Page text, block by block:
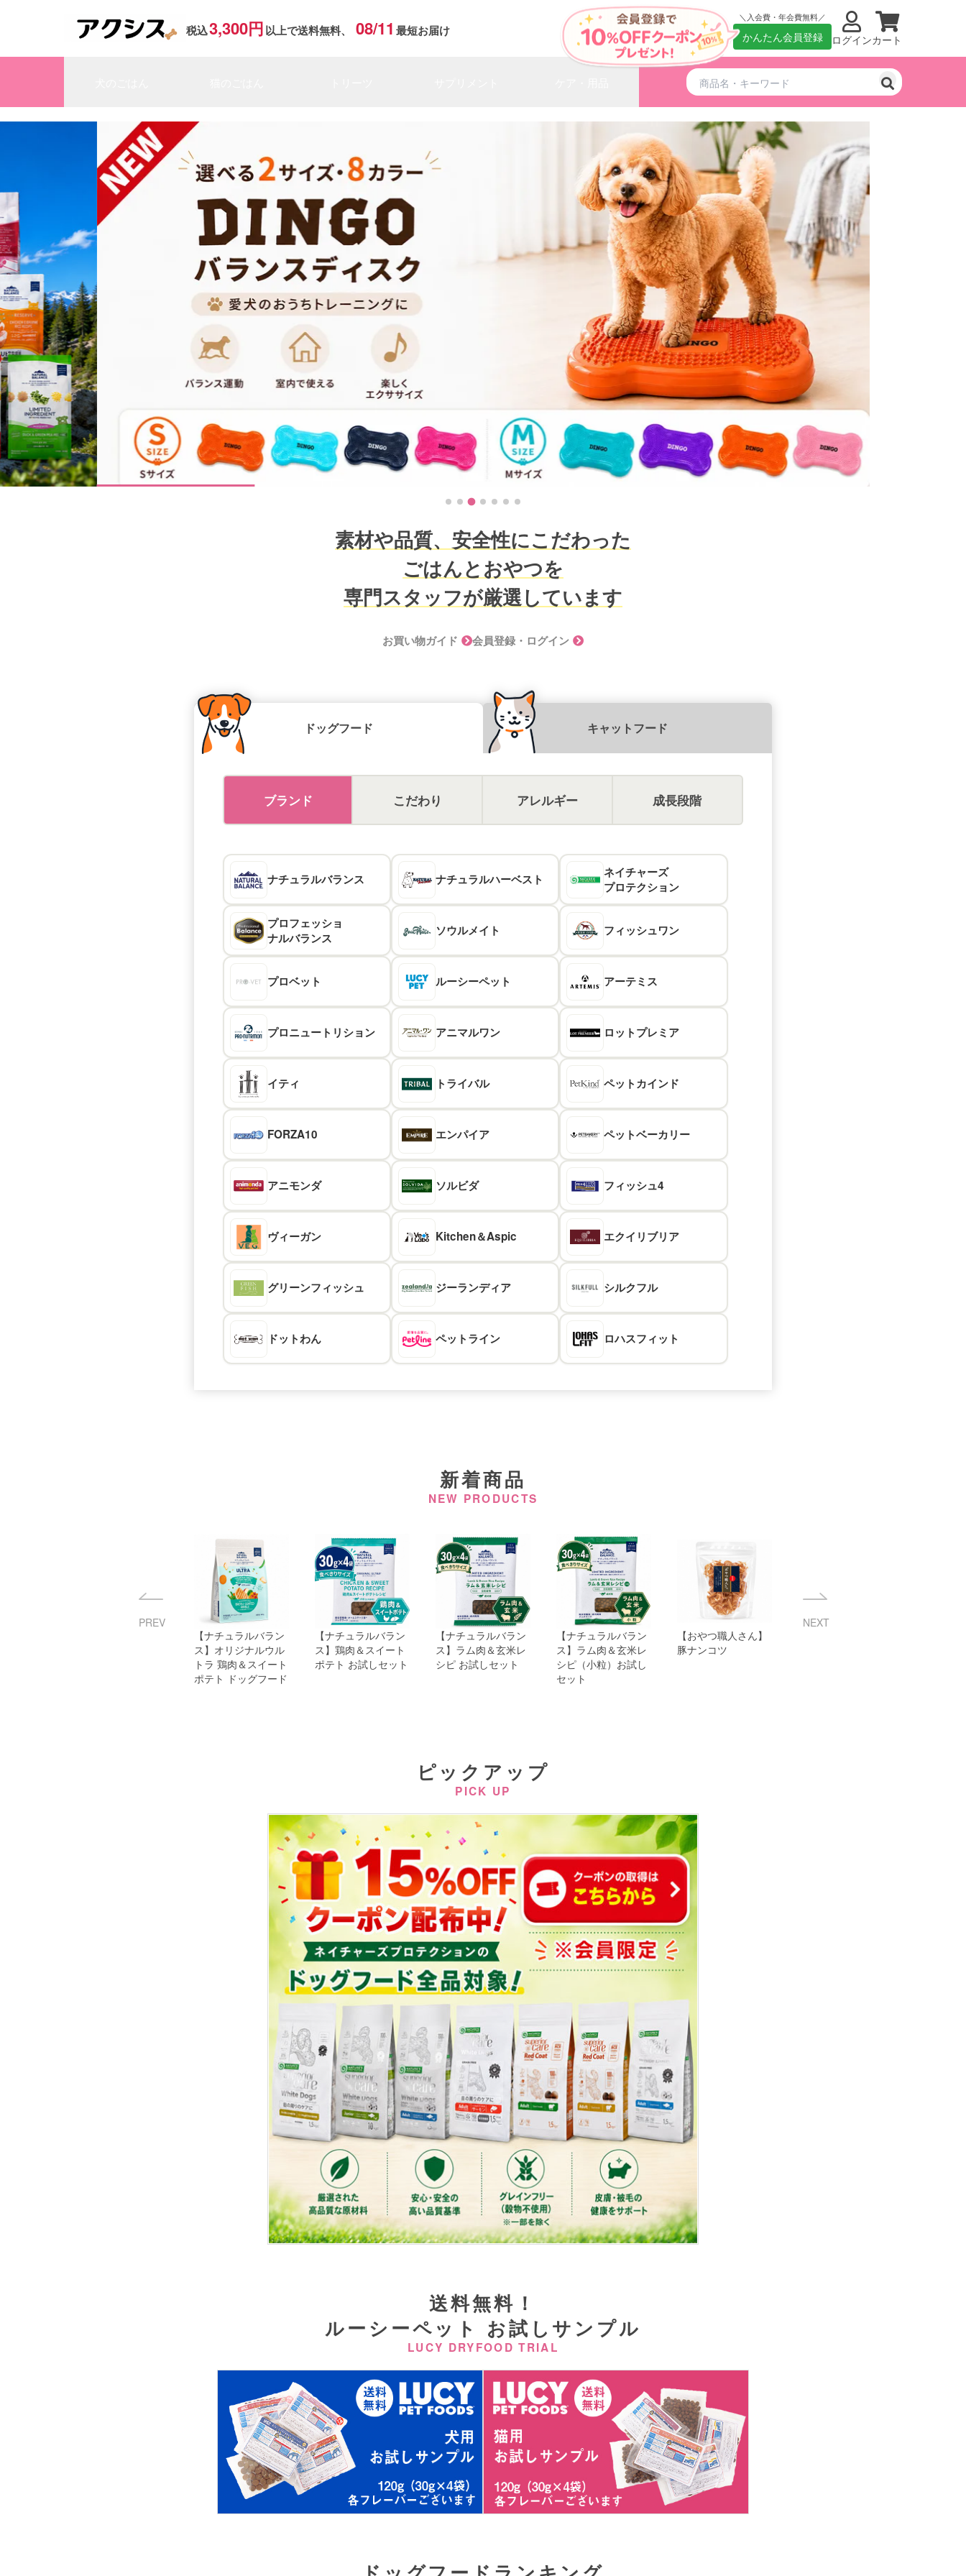
税込3,300円以上で送料無料、 08/11 最短お届け
入会費・年会費無料
かんたん会員登録 ログインカート
素材や品質、安全性にこだわった
ごはんとおやつを
専門スタッフが厳選しています
お買い物ガイド 会員登録・ログイン
ドッグフード キャットフード
ブランド こだわり アレルギー 成長段階
ナチュラルバランス ナチュラルハーベスト
ネイチャーズ
プロテクション
プロフェッショ
ナルバランス
ソウルメイト フィッシュワン
プロベット ルーシーペット アーテミス
プロニュートリション アニマルワン ロットプレミア
イティ トライバル ペットカインド
FORZA10 エンパイア ペットベーカリー
アニモンダ ソルビダ フィッシュ4
ヴィーガン Kitchen＆Aspic エクイリブリア
グリーンフィッシュ ジーランディア シルクフル
ドットわん ペットライン ロハスフィット
新着商品
NEW PRODUCTS
PREV
【ナチュラルバラン
ス】鶏肉＆スイート
ポテト お試しセット
【ナチュラルバラン
ス】ラム肉＆玄米レ
シピ お試しセット
【ナチュラルバラン
ス】ラム肉＆玄米レ
シピ（小粒）お試し
【おやつ職人さん】
豚ナンコツ
【KAORI】エゾシカ
NEXT
ピックアップ
PICK UP
送料無料！
ルーシーペット
お試しサンプル
LUCY DRYFOOD TRIAL